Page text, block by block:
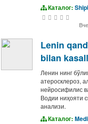
Каталог:
Lenin
bilan
Ленин нинг
атеросклероз,
нейросифилис
Водии ниҳояти
анализи.
Каталог: